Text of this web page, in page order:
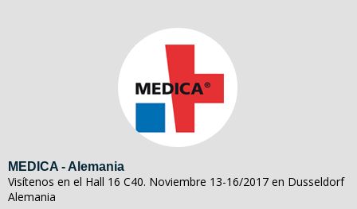
MEDICA - Alemania
Visítenos en el Hall 16 C40. Noviembre 13-16/2017 en Dusseldorf
Alemania